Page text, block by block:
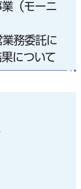
（モーニ
務委託に
について